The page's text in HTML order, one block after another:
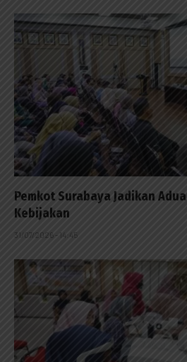
Pemkot Surabaya Jadikan
Kebijakan
31/07/2026 - 14:45